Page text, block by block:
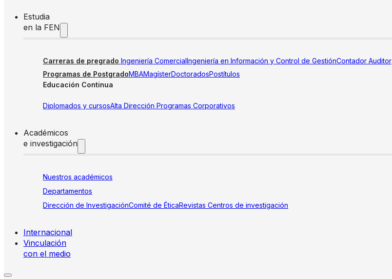
Estudia
en la FEN
Carreras de pregrado Ingeniería ComercialIngeniería en Información y Control de GestiónContador Auditor
Programas de PostgradoMBAMagísterDoctoradosPostítulos
Educación Continua
Diplomados y cursosAlta Dirección Programas Corporativos
Académicos
e investigación
Nuestros académicos
Departamentos
Dirección de InvestigaciónComité de ÉticaRevistas Centros de investigación
Internacional
Vinculación
con el medio